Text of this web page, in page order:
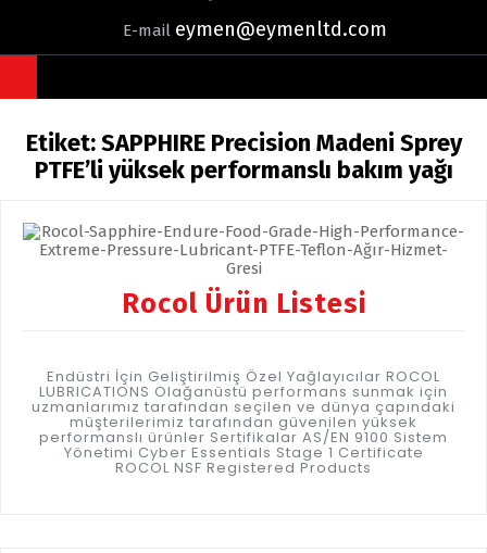
E-mail eymen@eymenltd.com
Etiket:SAPPHIRE Precision Madeni Sprey
PTFE’li yüksek performanslı bakım yağı
Rocol Ürün Listesi
Endüstri İçin Geliştirilmiş Özel Yağlayıcılar ROCOL
LUBRICATIONS Olağanüstü performans sunmak için
uzmanlarımız tarafından seçilen ve dünya çapındaki
müşterilerimiz tarafından güvenilen yüksek
performanslı ürünler Sertifikalar AS/EN 9100 Sistem
Yönetimi Cyber Essentials Stage 1 Certificate
ROCOL NSF Registered Products